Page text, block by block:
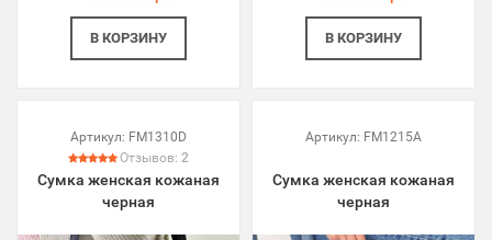
В КОРЗИНУ В КОРЗИНУ
Артикул: FM1310D
Отзывов: 2
Сумка женская кожаная
черная
Артикул: FM1215A
Сумка женская кожаная
черная